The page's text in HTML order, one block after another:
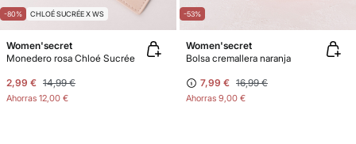
-80% CHLOÉ SUCRÉE X WS
Women'secret
Monedero rosa Chloé Sucrée
2,99 € 14,99 €
Ahorras 12,00 €
-53%
Women'secret
Bolsa cremallera naranja
7,99 € 16,99 €
Ahorras 9,00 €